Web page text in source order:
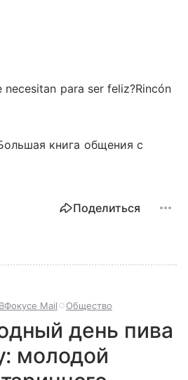
necesitan para ser feliz?Rincón
книга общения с
Поделиться
ВФокусе Mail Общество
день пива
молодой